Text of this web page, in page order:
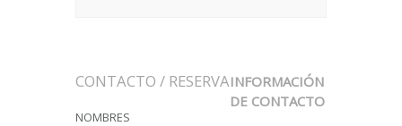
CONTACTO / RESERVAINFORMACIÓN
DE CONTACTO
NOMBRES